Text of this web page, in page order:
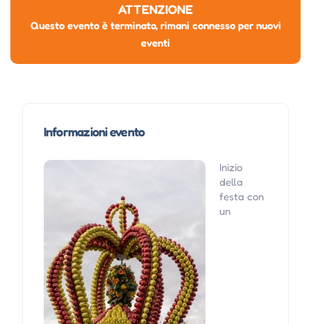
ATTENZIONE
Questo evento è terminato, rimani connesso per nuovi
eventi
Informazioni evento
Inizio
della
festa con
un